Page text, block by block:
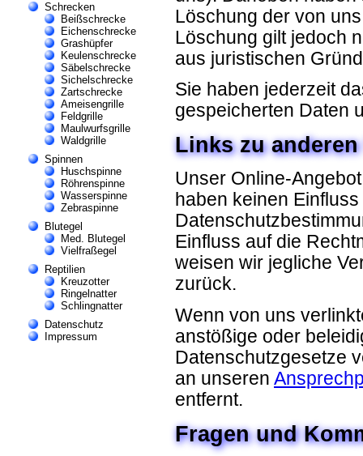
Schrecken
Beißschrecke
Eichenschrecke
Grashüpfer
Keulenschrecke
Säbelschrecke
Sichelschrecke
Zartschrecke
Ameisengrille
Feldgrille
Maulwurfsgrille
Waldgrille
Spinnen
Huschspinne
Röhrenspinne
Wasserspinne
Zebraspinne
Blutegel
Med. Blutegel
Vielfraßegel
Reptilien
Kreuzotter
Ringelnatter
Schlingnatter
Datenschutz
Impressum
Löschung der von
Löschung gilt jedoch
aus juristischen
Sie haben jederzeit
gespeicherten Daten
Links zu
Unser Online-
haben keinen
Einfluss auf die
weisen wir jegliche
zurück.
Wenn von uns
anstößige oder
Datenschutzgesetze
an unseren
entfernt.
Fragen und